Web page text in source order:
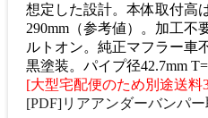
想定した設計。本体取付高
290mm（参考値）。加工不
ルトオン。純正マフラー車
黒塗装。パイプ径42.7mm
[大型宅配便のため別途送料
[PDF]リアアンダーバンパ